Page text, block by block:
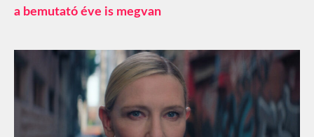
a bemutató éve is megvan